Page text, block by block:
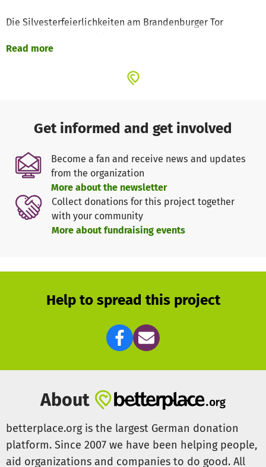
Die Silvesterfeierlichkeiten am Brandenburger Tor
Demokratie und Einheit für unser Land, zelebriert wurde.
Am 31.7.2025 meldeten wir deshalb eine Demonstration,
Wir als Kulturschaffende schauen aber auch über unseren
Tellerrand, denn auch wir müssen Miete bezahlen und
suchen bezahlbare Wohnungen. Auch wir sehen mit
Besorgnis den Zustand unserer Schulen,
Jugendfreizeiteinrichtungen, Straßen, des öffentlichen
Nahverkehrs und der ärztlichen Versorgung. Auch wir
haben Angst vor Krieg und Klimakatastrophe. Auch wir
haben Angst vor der AFD.
Um eine bessere Zuordnung für die Spenden zu
gewährleisten untergliedern wir unser Bedarfe. Hier
spenden Sie für das Werra-Musik-Kollektiv für Thüringen
Es ist Zeit die Ärmel hochzukrempeln. Setzt mit uns ein
Read more
Get informed and get involved
Become a fan and receive news and updates
from the organization
More about the newsletter
Collect donations for this project together
with your community
More about fundraising events
Help to spread this project
About
betterplace.org is the largest German donation
platform. Since 2007 we have been helping people,
aid organizations and companies to do good. All